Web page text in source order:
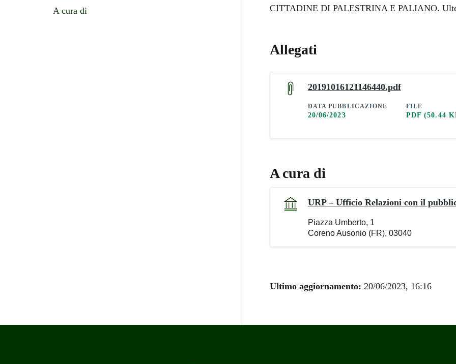
A cura di
CITTADINE DI PALESTRINA E PALIANO.
Allegati
20191016121146440.pdf
DATA PUBBLICAZIONE
20/06/2023
FILE
PDF(50.44
A cura di
URP – Ufficio Relazioni con il
Piazza Umberto, 1
Coreno Ausonio (FR), 03040
Ultimo aggiornamento: 20/06/2023, 16:16